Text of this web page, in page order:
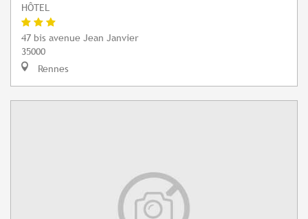
HÔTEL
47 bis avenue Jean Janvier
35000
Rennes